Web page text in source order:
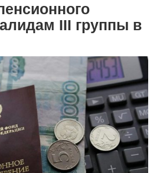
III группы в